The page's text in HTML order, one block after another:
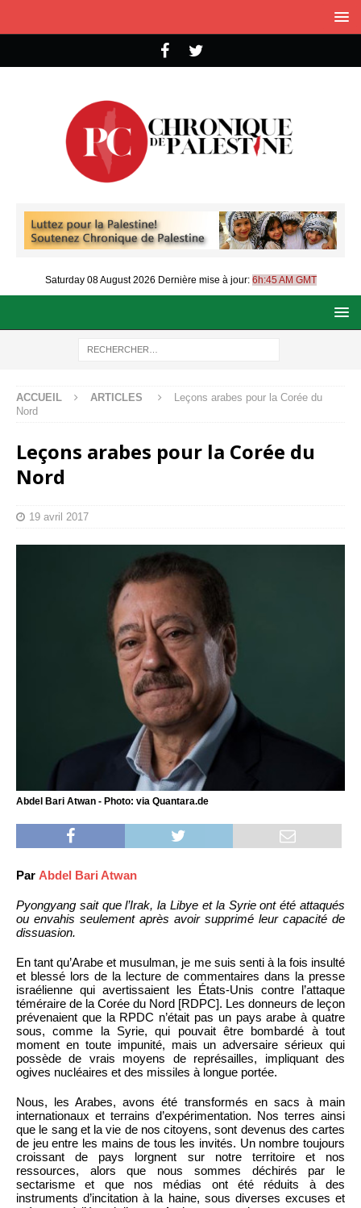
Saturday 08 August 2026 Dernière mise à jour: 6h:45 AM GMT
ACCUEIL ARTICLES
Leçons arabes pour la Corée du
Nord
Leçons arabes pour la Corée du
Nord
19 avril 2017
Abdel Bari Atwan - Photo: via Quantara.de
Par Abdel Bari Atwan
Pyongyang sait que l’Irak, la Libye et la Syrie ont été attaqués
ou envahis seulement après avoir supprimé leur capacité de
dissuasion.
En tant qu’Arabe et musulman, je me suis senti à la fois insulté
et blessé lors de la lecture de commentaires dans la presse
israélienne qui avertissaient les États-Unis contre l’attaque
téméraire de la Corée du Nord [RDPC]. Les donneurs de leçon
prévenaient que la RPDC n’était pas un pays arabe à quatre
sous, comme la Syrie, qui pouvait être bombardé à tout
moment en toute impunité, mais un adversaire sérieux qui
possède de vrais moyens de représailles, impliquant des
ogives nucléaires et des missiles à longue portée.
Nous, les Arabes, avons été transformés en sacs à main
internationaux et terrains d’expérimentation. Nos terres ainsi
que le sang et la vie de nos citoyens, sont devenus des cartes
de jeu entre les mains de tous les invités. Un nombre toujours
croissant de pays lorgnent sur notre territoire et nos
ressources, alors que nous sommes déchirés par le
sectarisme et que nos médias ont été réduits à des
instruments d’incitation à la haine, sous diverses excuses et